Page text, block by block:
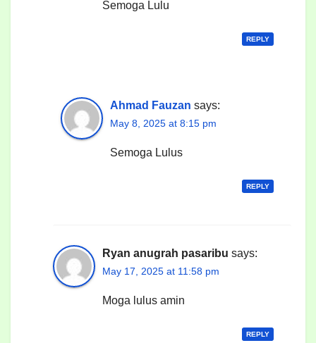
Semoga Lulu
REPLY
Ahmad Fauzan says:
May 8, 2025 at 8:15 pm
Semoga Lulus
REPLY
Ryan anugrah pasaribu says:
May 17, 2025 at 11:58 pm
Moga lulus amin
REPLY